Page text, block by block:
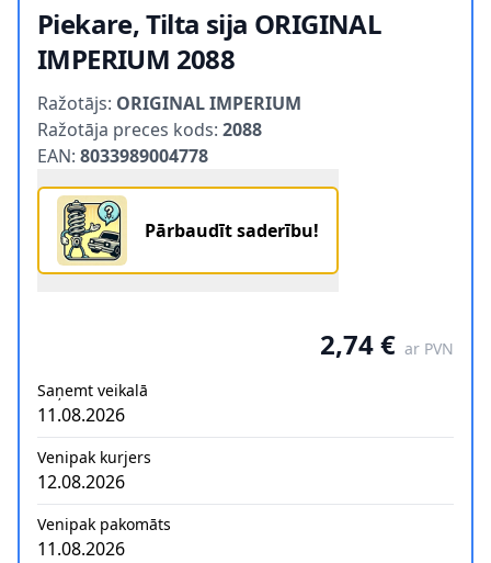
Piekare, Tilta sija ORIGINAL
IMPERIUM 2088
Ražotājs: ORIGINAL IMPERIUM
Ražotāja preces kods: 2088
EAN: 8033989004778
Pārbaudīt saderību!
2,74 € ar PVN
Saņemt veikalā
11.08.2026
Venipak kurjers
12.08.2026
Venipak pakomāts
11.08.2026